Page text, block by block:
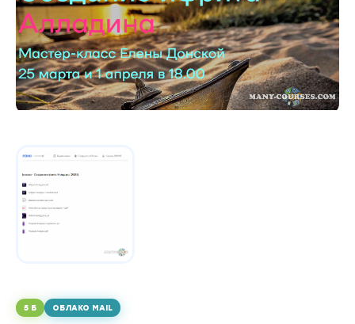
5 Б ОБЛАКО MAIL